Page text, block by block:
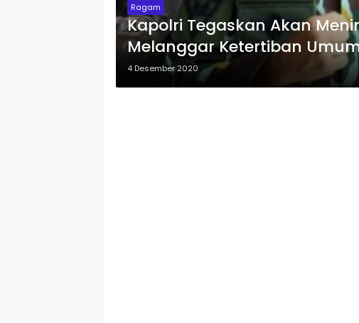
Ragam
Kapolri Tegaskan Akan
Melanggar Ketertiban
4 Desember 2020